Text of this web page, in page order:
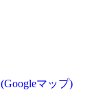
(Googleマップ)